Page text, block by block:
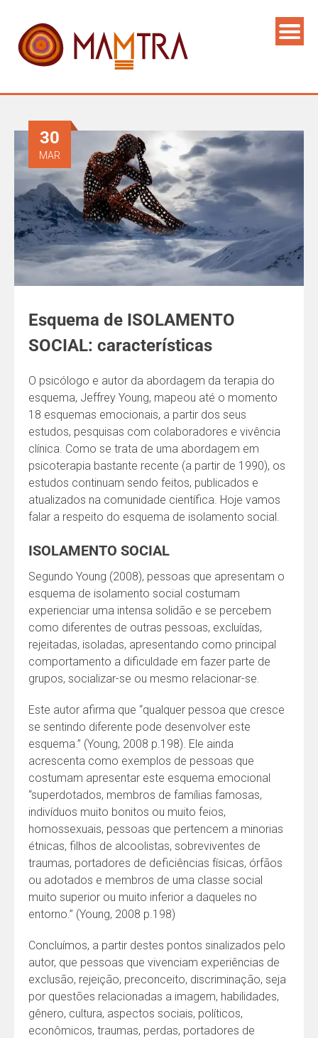
Esquema de ISOLAMENTO
SOCIAL: características
30
MAR
O psicólogo e autor da abordagem da terapia do
esquema, Jeffrey Young, mapeou até o momento
18 esquemas emocionais, a partir dos seus
estudos, pesquisas com colaboradores e vivência
clínica. Como se trata de uma abordagem em
psicoterapia bastante recente (a partir de 1990), os
estudos continuam sendo feitos, publicados e
atualizados na comunidade científica. Hoje vamos
falar a respeito do esquema de isolamento social.
ISOLAMENTO SOCIAL
Segundo Young (2008), pessoas que apresentam o
esquema de isolamento social costumam
experienciar uma intensa solidão e se percebem
como diferentes de outras pessoas, excluídas,
rejeitadas, isoladas, apresentando como principal
comportamento a dificuldade em fazer parte de
grupos, socializar-se ou mesmo relacionar-se.
Este autor afirma que “qualquer pessoa que cresce
se sentindo diferente pode desenvolver este
esquema.” (Young, 2008 p.198). Ele ainda
acrescenta como exemplos de pessoas que
costumam apresentar este esquema emocional
“superdotados, membros de famílias famosas,
indivíduos muito boni­tos ou muito feios,
homossexuais, pessoas que pertencem a minorias
étnicas, filhos de alcoolistas, sobreviventes de
traumas, portadores de deficiências físicas, órfãos
ou adotados e membros de uma classe social
muito superior ou muito inferior a daque­les no
entorno.” (Young, 2008 p.198)
Concluímos, a partir destes pontos sinalizados pelo
autor, que pessoas que vivenciam experiências de
exclusão, rejeição, preconceito, discriminação, seja
por questões relacionadas a imagem, habilidades,
gênero, cultura, aspectos sociais, políticos,
econômicos, traumas, perdas, portadores de